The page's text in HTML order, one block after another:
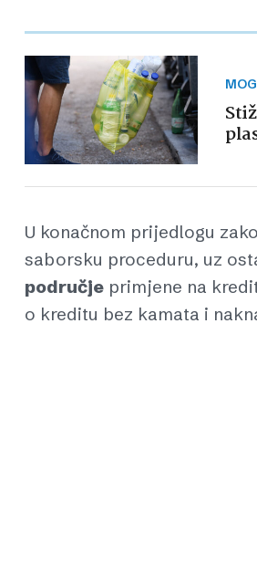
U konačnom prijedlogu
saborsku proceduru, uz
područje primjene na
o kreditu bez kamata i